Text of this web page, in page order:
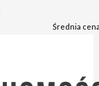
Średnia